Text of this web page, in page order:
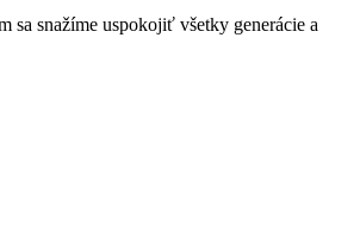
sa snažíme uspokojiť všetky generácie a